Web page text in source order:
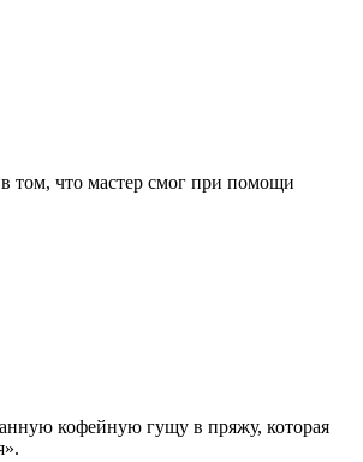
том, что мастер смог при помощи
кофейную гущу в пряжу, которая